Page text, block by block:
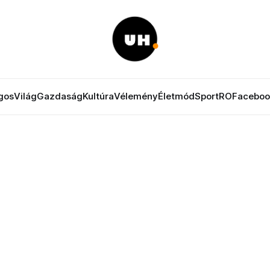
VilágGazdaságKultúraVéleményÉletmódSportRO